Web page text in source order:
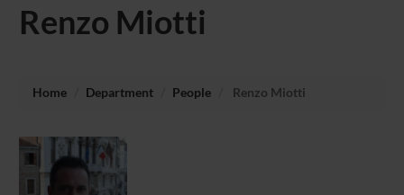
Renzo Miotti
Home Department People Renzo Miotti